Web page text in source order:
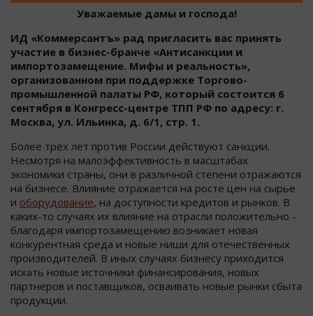
Уважаемые дамы и господа!
ИД «Коммерсантъ» рад пригласить вас принять
участие в бизнес-бранче «Антисанкции и
импортозамещение. Мифы и реальность»,
организованном при поддержке Торгово-
промышленной палаты РФ, который состоится 6
сентября в Конгресс-центре ТПП РФ по адресу: г.
Москва, ул. Ильинка, д. 6/1, стр. 1.
Более трех лет против России действуют санкции.
Несмотря на малоэффективность в масштабах
экономики страны, они в различной степени отражаются
на бизнесе. Влияние отражается на росте цен на сырье
и оборудование, на доступности кредитов и рынков. В
каких-то случаях их влияние на отрасли положительно -
благодаря импортозамещению возникает новая
конкурентная среда и новые ниши для отечественных
производителей. В иных случаях бизнесу приходится
искать новые источники финансирования, новых
партнеров и поставщиков, осваивать новые рынки сбыта
продукции.